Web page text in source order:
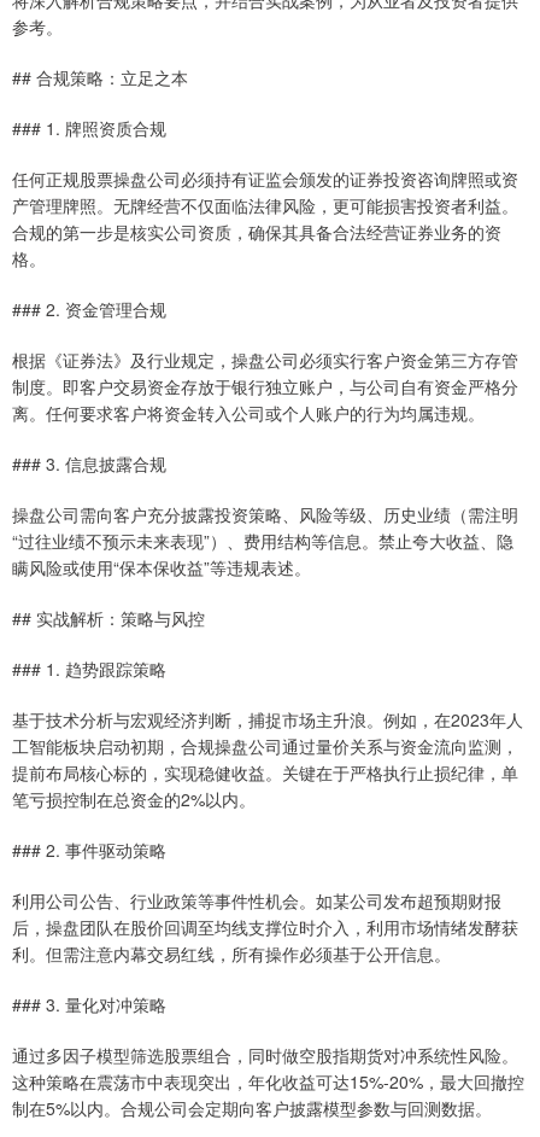
参考。
## 合规策略：立足之本
### 1. 牌照资质合规
任何正规股票操盘公司必须持有证监会颁发的证券投资咨询牌照或资
产管理牌照。无牌经营不仅面临法律风险，更可能损害投资者利益。
合规的第一步是核实公司资质，确保其具备合法经营证券业务的资
格。
### 2. 资金管理合规
根据《证券法》及行业规定，操盘公司必须实行客户资金第三方存管
制度。即客户交易资金存放于银行独立账户，与公司自有资金严格分
离。任何要求客户将资金转入公司或个人账户的行为均属违规。
### 3. 信息披露合规
操盘公司需向客户充分披露投资策略、风险等级、历史业绩（需注明
“过往业绩不预示未来表现”）、费用结构等信息。禁止夸大收益、隐
瞒风险或使用“保本保收益”等违规表述。
## 实战解析：策略与风控
### 1. 趋势跟踪策略
基于技术分析与宏观经济判断，捕捉市场主升浪。例如，在2023年人
工智能板块启动初期，合规操盘公司通过量价关系与资金流向监测，
提前布局核心标的，实现稳健收益。关键在于严格执行止损纪律，单
笔亏损控制在总资金的2%以内。
### 2. 事件驱动策略
利用公司公告、行业政策等事件性机会。如某公司发布超预期财报
后，操盘团队在股价回调至均线支撑位时介入，利用市场情绪发酵获
利。但需注意内幕交易红线，所有操作必须基于公开信息。
### 3. 量化对冲策略
通过多因子模型筛选股票组合，同时做空股指期货对冲系统性风险。
这种策略在震荡市中表现突出，年化收益可达15%-20%，最大回撤控
制在5%以内。合规公司会定期向客户披露模型参数与回测数据。